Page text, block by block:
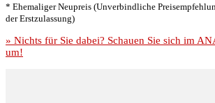
* Ehemaliger Neupreis (Unverbindliche
der Erstzulassung)
» Nichts für Sie dabei? Schauen Sie sich im
um!